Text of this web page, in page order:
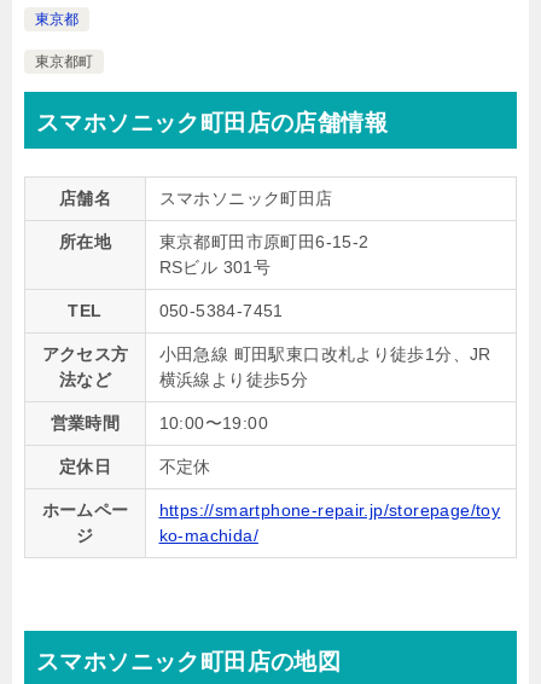
東京都
東京都町
スマホソニック町田店の店舗情報
店舗名 スマホソニック町田店
所在地
東京都町田市原町田6-15-2
RSビル 301号
TEL 050-5384-7451
アクセス方
法など
小田急線 町田駅東口改札より徒歩1分、JR
横浜線より徒歩5分
営業時間 10:00〜19:00
定休日 不定休
ホームペー
ジ
https://smartphone-repair.jp/storepage/toy
ko-machida/
スマホソニック町田店の地図